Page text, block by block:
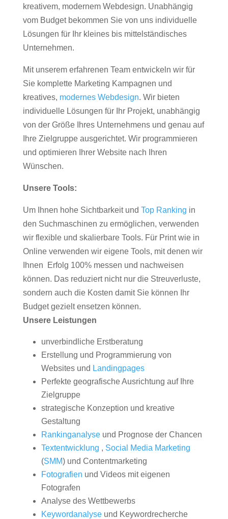
kreativem, modernem Webdesign. Unabhängig
vom Budget bekommen Sie von uns individuelle
Lösungen für Ihr kleines bis mittelständisches
Unternehmen.
Mit unserem erfahrenen Team entwickeln wir für
Sie komplette Marketing Kampagnen und
kreatives, modernes Webdesign. Wir bieten
individuelle Lösungen für Ihr Projekt, unabhängig
von der Größe Ihres Unternehmens und genau auf
Ihre Zielgruppe ausgerichtet. Wir programmieren
und optimieren Ihrer Website nach Ihren
Wünschen.
Unsere Tools:
Um Ihnen hohe Sichtbarkeit und Top Ranking in
den Suchmaschinen zu ermöglichen, verwenden
wir flexible und skalierbare Tools. Für Print wie in
Online verwenden wir eigene Tools, mit denen wir
Ihnen Erfolg 100% messen und nachweisen
können. Das reduziert nicht nur die Streuverluste,
sondern auch die Kosten damit Sie können Ihr
Budget gezielt ensetzen können.
Unsere Leistungen
unverbindliche Erstberatung
Erstellung und Programmierung von
Websites und Landingpages
Perfekte geografische Ausrichtung auf Ihre
Zielgruppe
strategische Konzeption und kreative
Gestaltung
Rankinganalyseund Prognose der Chancen
Textentwicklung , Social Media Marketing
(SMM) und Contentmarketing
Fotografien und Videos mit eigenen
Fotografen
Analyse des Wettbewerbs
Keywordanalyseund Keywordrecherche